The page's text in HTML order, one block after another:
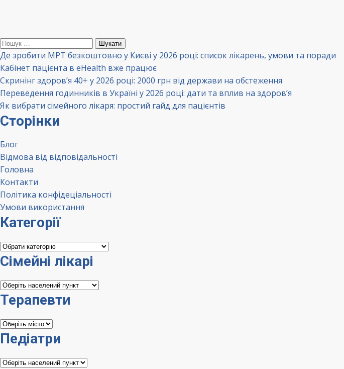
Пошук:
Де зробити МРТ безкоштовно у Києві у 2026 році: список лікарень, умови та поради
Кабінет пацієнта в eHealth вже працює
Скринінг здоров’я 40+ у 2026 році: 2000 грн від держави на обстеження
Переведення годинників в Україні у 2026 році: дати та вплив на здоров’я
Як вибрати сімейного лікаря: простий гайд для пацієнтів
Сторінки
Блог
Відмова від відповідальності
Головна
Контакти
Політика конфідеціальності
Умови використання
Категорії
Категорії
Сімейні лікарі
Сімейні
лікарі
Терапевти
Терапевти
Педіатри
Педіатри